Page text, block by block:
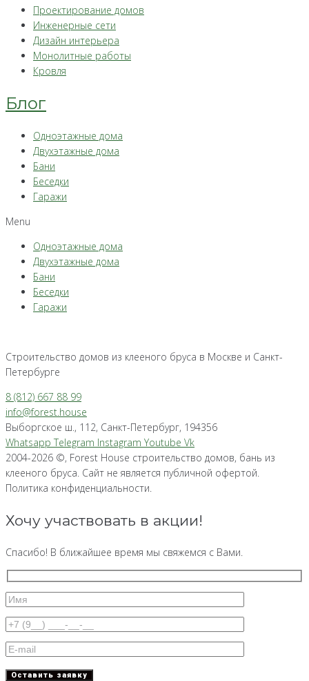
Проектирование домов
Инженерные сети
Дизайн интерьера
Монолитные работы
Кровля
Блог
Одноэтажные дома
Двухэтажные дома
Бани
Беседки
Гаражи
Menu
Одноэтажные дома
Двухэтажные дома
Бани
Беседки
Гаражи
Строительство домов из клееного бруса в Москве и Санкт-
Петербурге
8 (812) 667 88 99
info@forest.house
Выборгское ш., 112, Санкт-Петербург, 194356
Whatsapp Telegram Instagram Youtube Vk
2004-2026 ©, Forest House строительство домов, бань из
клееного бруса. Сайт не является публичной офертой.
Политика конфиденциальности.
Хочу участвовать в акции!
Спасибо! В ближайшее время мы свяжемся с Вами.